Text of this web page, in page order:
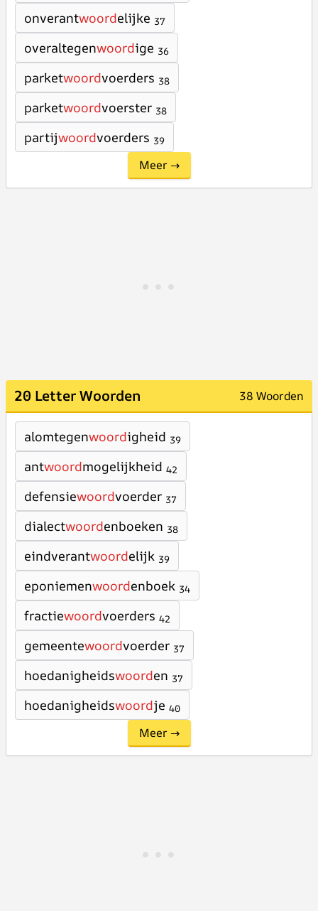
onverantwoordelijke 37
overaltegenwoordige 36
parketwoordvoerders 38
parketwoordvoerster 38
partijwoordvoerders 39
Meer →
20 Letter Woorden 38 Woorden
alomtegenwoordigheid 39
antwoordmogelijkheid 42
defensiewoordvoerder 37
dialectwoordenboeken 38
eindverantwoordelijk 39
eponiemenwoordenboek 34
fractiewoordvoerders 42
gemeentewoordvoerder 37
hoedanigheidswoorden 37
hoedanigheidswoordje 40
Meer →